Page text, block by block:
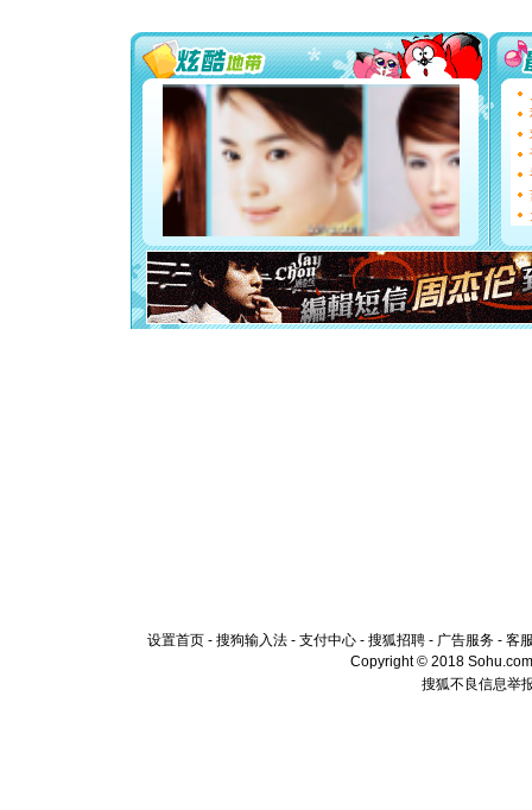
你太多，
要平安
[圣诞节]
能正大
都要快乐
[圣诞节]
如意,快
[元旦]
看
断电。
你是我
[元旦]如
起；二是
离。水晶
[元旦]当
泣，这痛
设置首页 - 搜狗输入法 - 支付中心 - 搜狐招聘 - 广告服务 - 客
Copyright © 2018
搜狐不良信息举